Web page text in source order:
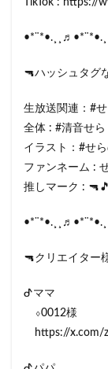
TikTok : https://
🔫ハッシュタグ
生放送関連：#
全体 : #清音せら
イラスト：#せ
ファンネーム :
推しマーク : 🔫🎵
🔫クリエイター
ᕷママ
⬨0012様
https://x.com/